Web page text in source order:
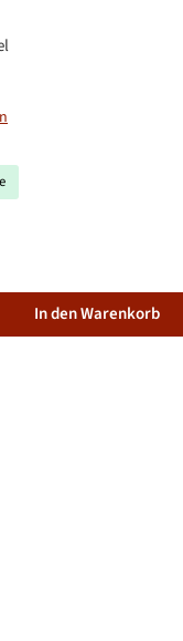
Wert ein oder
In den Warenkorb